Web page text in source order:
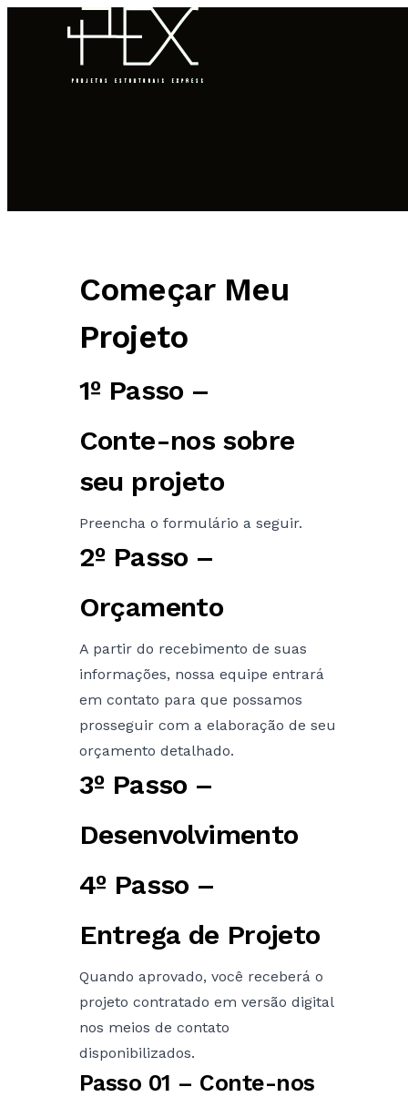
QUEM SOMOS
COMO FUNCIONA
PORTFÓLIO
BLOG
CONTATO
Começar Meu
Projeto
1º Passo –
Conte-nos sobre
seu projeto
Preencha o formulário a seguir.
2º Passo –
Orçamento
A partir do recebimento de suas
informações, nossa equipe entrará
em contato para que possamos
prosseguir com a elaboração de seu
orçamento detalhado.
3º Passo –
Desenvolvimento
4º Passo –
Entrega de Projeto
Quando aprovado, você receberá o
projeto contratado em versão digital
nos meios de contato
disponibilizados.
Passo 01 – Conte-nos